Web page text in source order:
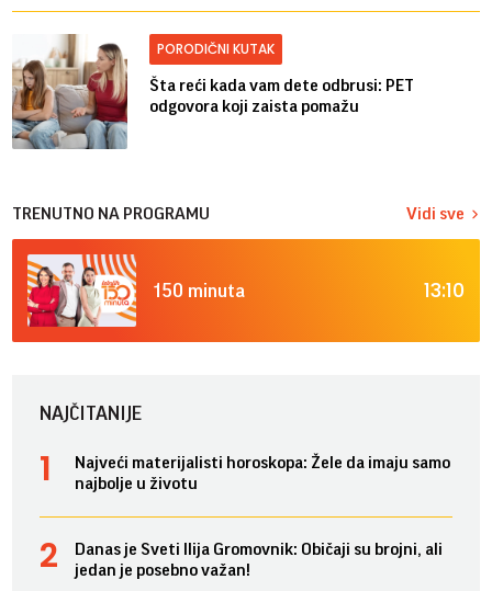
PORODIČNI KUTAK
Šta reći kada vam dete odbrusi: PET
odgovora koji zaista pomažu
TRENUTNO NA PROGRAMU Vidi sve
150 minuta 13:10
NAJČITANIJE
Najveći materijalisti horoskopa: Žele da imaju samo
najbolje u životu
Danas je Sveti Ilija Gromovnik: Običaji su brojni, ali
jedan je posebno važan!